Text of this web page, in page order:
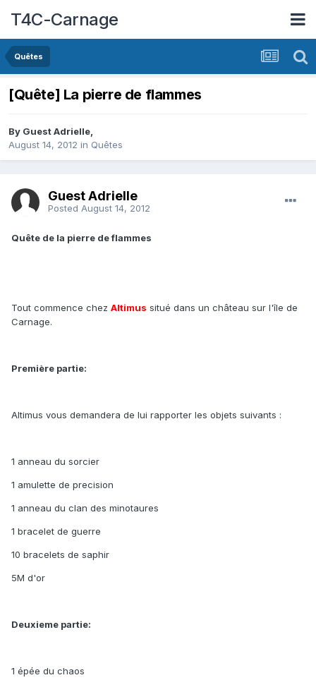
T4C-Carnage
Quêtes
[Quête] La pierre de flammes
By Guest Adrielle,
August 14, 2012 in Quêtes
Guest Adrielle
Posted August 14, 2012
Quête de la pierre de flammes
Tout commence chez Altimus situé dans un château sur l'île de
Carnage.
Première partie:
Altimus vous demandera de lui rapporter les objets suivants :
1 anneau du sorcier
1 amulette de precision
1 anneau du clan des minotaures
1 bracelet de guerre
10 bracelets de saphir
5M d'or
Deuxieme partie:
1 épée du chaos